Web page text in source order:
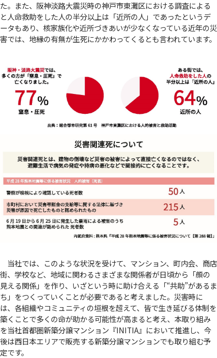
た。また、阪神淡路大震災時の神戸市東灘区における調査による
と人命救助をした人の半分以上は「近所の人」であったというデ
ータもあり、核家族化や近所づきあいが少なくなっている近年の災
害では、地縁の有無が生死にかかわってくるとも言われています。
当社では、このような状況を受けて、マンション、町内会、商店
街、学校など、地域に関わるさまざまな関係者が日頃から「顔の
見える関係」を作り、いざという時に助け合える「“共助”があるま
ち」をつくっていくことが必要であると考えました。災害時に
は、各組織やコミュニティの垣根を超えて、皆で生き延びる体制を
築くことで多くの命が助かる可能性が高まると考え、本取り組み
を当社首都圏新築分譲マンション『INITIA』において推進し、今
後は西日本エリアで販売する新築分譲マンションでも取り組む予
定です。